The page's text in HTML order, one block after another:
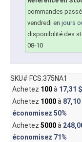
commandes
vendredi en jours
disponibilité des
08-10
SKU# FCS.375NA1
Achetez 100à 17,31
Achetez 1000à 87,10
économisez 50%
Achetez 5000à
économisez 71%